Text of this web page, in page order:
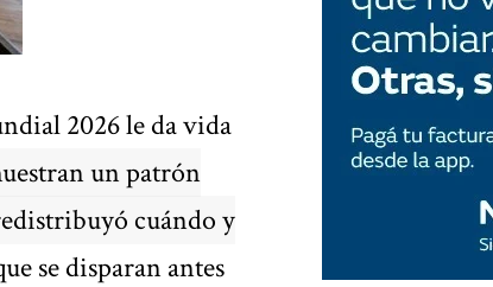
2026 le da vida
un patrón
cuándo y
se disparan antes